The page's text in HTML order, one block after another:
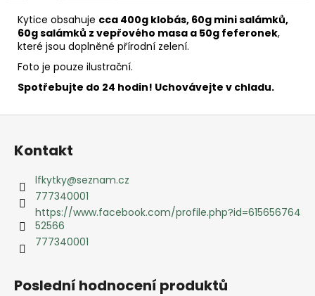
Kytice obsahuje cca 400g klobás, 60g mini salámků,
60g salámků z vepřového masa a 50g feferonek,
které jsou doplněné přírodní zelení.
Foto je pouze ilustrační.
Spotřebujte do 24 hodin! Uchovávejte v chladu.
Z
Kontakt
lfkytky@seznam.cz
777340001
https://www.facebook.com/profile.php?id=615656764
52566
777340001
Poslední hodnocení produktů